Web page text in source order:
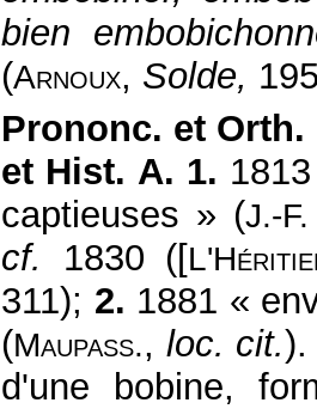
bien
(Arnoux, Solde,
Prononc. et Orth.
et Hist. A. 1.
captieuses » (J.-
cf. 1830 ([
311); 2. 1881 «
(Maupass., loc. cit.
d'une bobine,